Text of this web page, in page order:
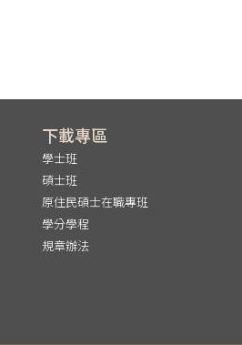
下載專區
學士班
碩士班
原住民碩士在職專班
學分學程
規章辦法